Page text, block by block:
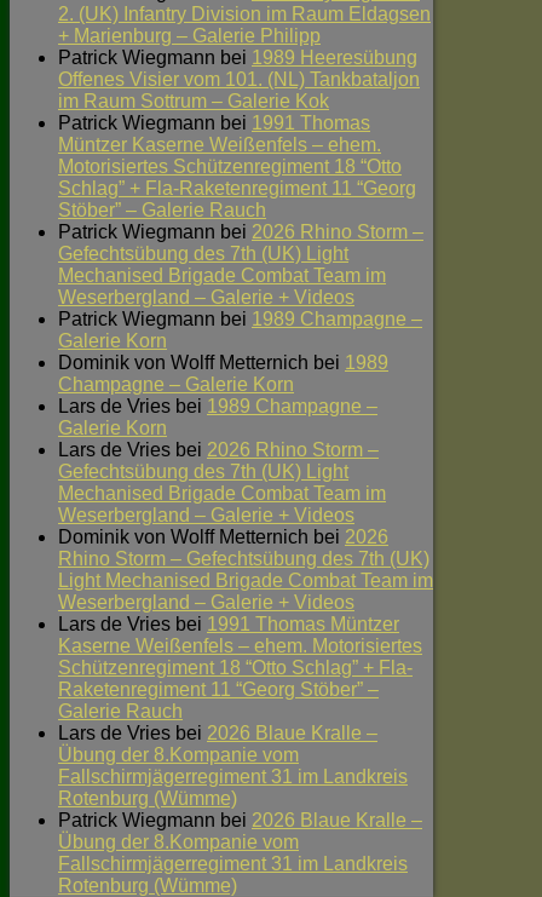
2. (UK) Infantry Division im Raum Eldagsen
+ Marienburg – Galerie Philipp
Patrick Wiegmann bei 1989 Heeresübung
Offenes Visier vom 101. (NL) Tankbataljon
im Raum Sottrum – Galerie Kok
Patrick Wiegmann bei 1991 Thomas
Müntzer Kaserne Weißenfels – ehem.
Motorisiertes Schützenregiment 18 “Otto
Schlag” + Fla-Raketenregiment 11 “Georg
Stöber” – Galerie Rauch
Patrick Wiegmann bei 2026 Rhino Storm –
Gefechtsübung des 7th (UK) Light
Mechanised Brigade Combat Team im
Weserbergland – Galerie + Videos
Patrick Wiegmann bei 1989 Champagne –
Galerie Korn
Dominik von Wolff Metternich bei 1989
Champagne – Galerie Korn
Lars de Vries bei 1989 Champagne –
Galerie Korn
Lars de Vries bei 2026 Rhino Storm –
Gefechtsübung des 7th (UK) Light
Mechanised Brigade Combat Team im
Weserbergland – Galerie + Videos
Dominik von Wolff Metternich bei 2026
Rhino Storm – Gefechtsübung des 7th (UK)
Light Mechanised Brigade Combat Team im
Weserbergland – Galerie + Videos
Lars de Vries bei 1991 Thomas Müntzer
Kaserne Weißenfels – ehem. Motorisiertes
Schützenregiment 18 “Otto Schlag” + Fla-
Raketenregiment 11 “Georg Stöber” –
Galerie Rauch
Lars de Vries bei 2026 Blaue Kralle –
Übung der 8.Kompanie vom
Fallschirmjägerregiment 31 im Landkreis
Rotenburg (Wümme)
Patrick Wiegmann bei 2026 Blaue Kralle –
Übung der 8.Kompanie vom
Fallschirmjägerregiment 31 im Landkreis
Rotenburg (Wümme)